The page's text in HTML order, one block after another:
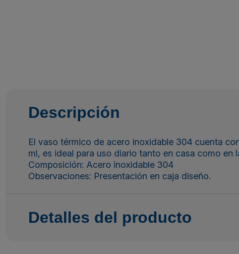
Descripción
El vaso térmico de acero inoxidable 304 cuenta
ml, es ideal para uso diario tanto en casa como
Composición: Acero inoxidable 304
Observaciones: Presentación en caja diseño.
Detalles del producto